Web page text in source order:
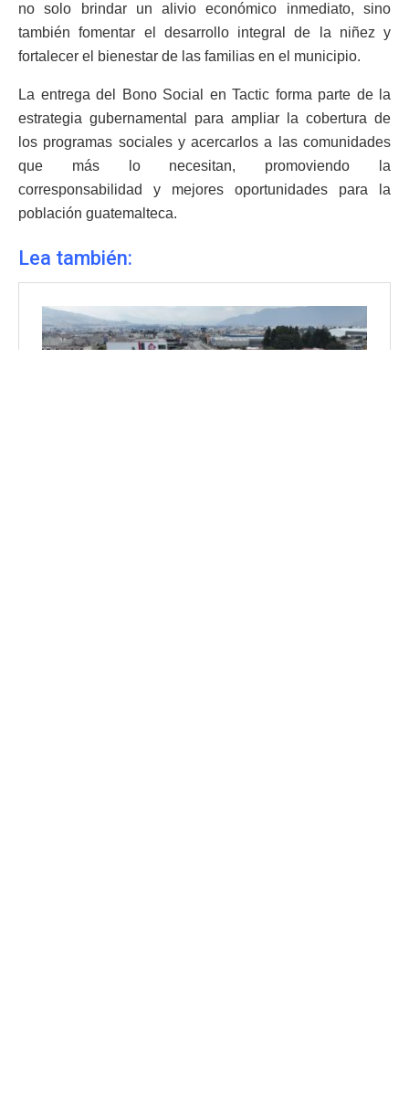
no solo brindar un alivio económico inmediato, sino
también fomentar el desarrollo integral de la niñez y
fortalecer el bienestar de las familias en el municipio.
La entrega del Bono Social en Tactic forma parte de la
estrategia gubernamental para ampliar la cobertura de
los programas sociales y acercarlos a las comunidades
que más lo necesitan, promoviendo la
corresponsabilidad y mejores oportunidades para la
población guatemalteca.
Lea también: